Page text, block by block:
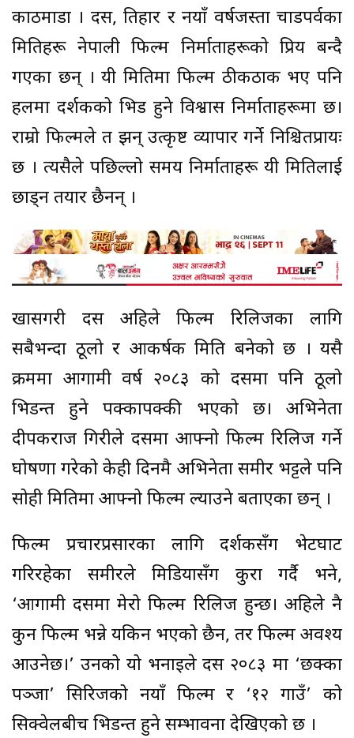
काठमाडौँ । दसैँ, तिहार र नयाँ वर्षजस्ता चाडपर्वका
मितिहरू नेपाली फिल्म निर्माताहरूको प्रिय बन्दै
गएका छन् । यी मितिमा फिल्म ठीकठाक भए पनि
हलमा दर्शकको भिड हुने विश्वास निर्माताहरूमा छ।
राम्रो फिल्मले त झन् उत्कृष्ट व्यापार गर्ने निश्चितप्रायः
छ । त्यसैले पछिल्लो समय निर्माताहरू यी मितिलाई
छाड्न तयार छैनन् ।
खासगरी दसैँ अहिले फिल्म रिलिजका लागि
सबैभन्दा ठूलो र आकर्षक मिति बनेको छ । यसै
क्रममा आगामी वर्ष २०८३ को दसैँमा पनि ठूलो
भिडन्त हुने पक्कापक्की भएको छ। अभिनेता
दीपकराज गिरीले दसैँमा आफ्नो फिल्म रिलिज गर्ने
घोषणा गरेको केही दिनमै अभिनेता समीर भट्टले पनि
सोही मितिमा आफ्नो फिल्म ल्याउने बताएका छन् ।
फिल्म प्रचारप्रसारका लागि दर्शकसँग भेटघाट
गरिरहेका समीरले मिडियासँग कुरा गर्दै भने,
‘आगामी दसैँमा मेरो फिल्म रिलिज हुन्छ। अहिले नै
कुन फिल्म भन्ने यकिन भएको छैन, तर फिल्म अवश्य
आउनेछ।’ उनको यो भनाइले दसैँ २०८३ मा ‘छक्का
पञ्जा’ सिरिजको नयाँ फिल्म र ‘१२ गाउँ’ को
सिक्वेलबीच भिडन्त हुने सम्भावना देखिएको छ ।